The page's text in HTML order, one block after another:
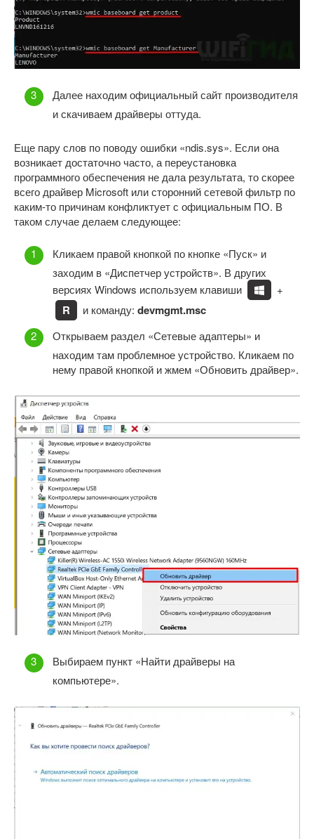
Далее находим официальный сайт производителя
и скачиваем драйверы оттуда.
Еще пару слов по поводу ошибки «ndis.sys». Если она
возникает достаточно часто, а переустановка
программного обеспечения не дала результата, то скорее
всего драйвер Microsoft или сторонний сетевой фильтр по
каким-то причинам конфликтует с официальным ПО. В
таком случае делаем следующее:
Кликаем правой кнопкой по кнопке «Пуск» и
заходим в «Диспетчер устройств». В других
версиях Windows используем клавиши
+
R и команду: devmgmt.msc
Открываем раздел «Сетевые адаптеры» и
находим там проблемное устройство. Кликаем по
нему правой кнопкой и жмем «Обновить драйвер».
Выбираем пункт «Найти драйверы на
компьютере».